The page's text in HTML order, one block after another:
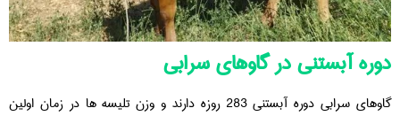
دوره آبستنی در گاوهای سرابی
گاوهای سرابی دوره آبستنی 283 روزه دارند و وزن تلیسه ها در زمان اولین